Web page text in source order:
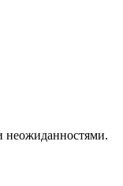
неожиданностями.